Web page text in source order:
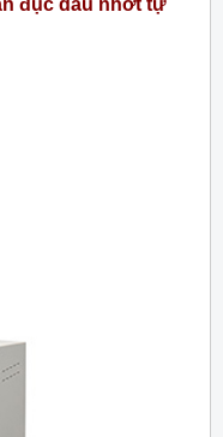
đục dầu nhớt tự